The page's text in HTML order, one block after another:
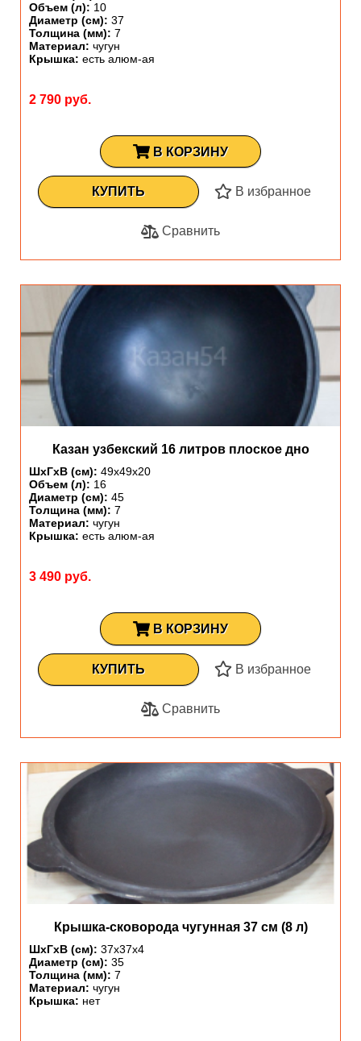
Объем (л): 10
Диаметр (см): 37
Толщина (мм): 7
Материал: чугун
Крышка: есть алюм-ая
2 790 руб.
В КОРЗИНУ
КУПИТЬ В избранное
Сравнить
Казан узбекский 16 литров плоское дно
ШхГхВ (см): 49х49х20
Объем (л): 16
Диаметр (см): 45
Толщина (мм): 7
Материал: чугун
Крышка: есть алюм-ая
3 490 руб.
В КОРЗИНУ
КУПИТЬ В избранное
Сравнить
Крышка-сковорода чугунная 37 см (8 л)
ШхГхВ (см): 37х37х4
Диаметр (см): 35
Толщина (мм): 7
Материал: чугун
Крышка: нет